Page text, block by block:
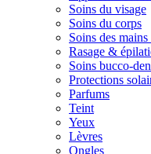
Soins du visage
Soins du corps
Soins des
Rasage &
Soins bucco-
Protections
Parfums
Teint
Yeux
Lèvres
Ongles